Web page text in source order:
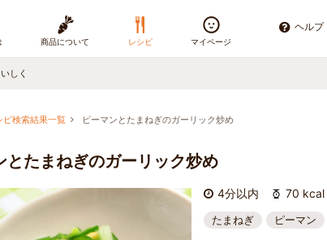
ヘルプ
商品について レシピ マイページ
しく
ピ検索結果一覧 ピーマンとたまねぎのガーリック炒め
とたまねぎのガーリック炒め
4分以内 70 kcal
たまねぎ ピーマン